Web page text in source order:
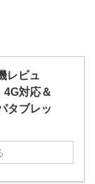
レビュ
4G対応＆
タブレッ